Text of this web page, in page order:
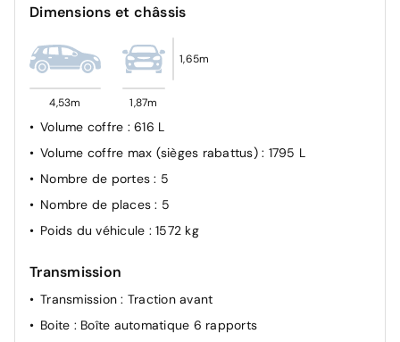
Vitres AR électriques
ABS et EBD
Aide au démarrage en côte
Aide au stationnement AV
Airbag passager déconnectable
Alarme périmétrique
Allumage automatique des feux
Assistance active au maintien et au suivi de voie
Caméra de recul avec lignes de guidage dynamiques
Connexion Bluetooth
Contrôle de la pression des pneumatiques
Contrôle de trajectoire électronique ESP avec gestion
Dimensions et châssis
4,53m 1,87m
1,65m
Volume coffre : 616 L
Volume coffre max (sièges rabattus) : 1795 L
Nombre de portes: 5
Nombre de places: 5
Poids du véhicule : 1572 kg
Transmission
Transmission: Traction avant
Boite : Boîte automatique 6 rapports